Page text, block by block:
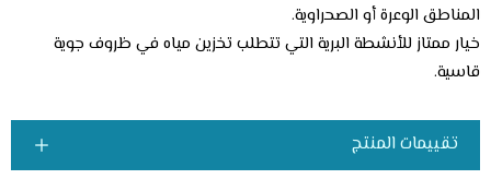
المناطق الوعرة أو الصحراوية.
خيار ممتاز للأنشطة البرية التي تتطلب تخزين مياه في ظروف جوية
قاسية.
تقييمات المنتج